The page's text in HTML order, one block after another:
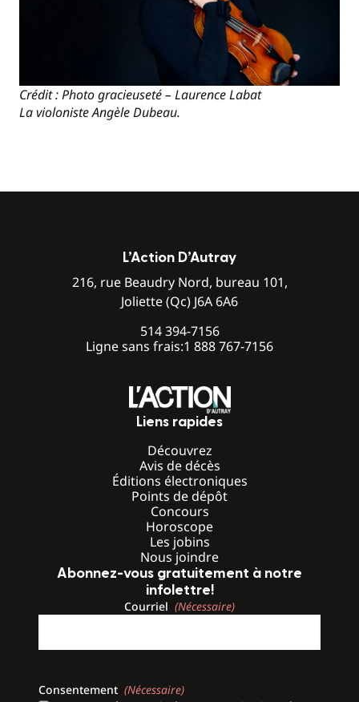
Crédit : Photo gracieuseté – Laurence Labat
La violoniste Angèle Dubeau.
L’Action D’Autray
216, rue Beaudry Nord, bureau 101,
Joliette (Qc) J6A 6A6
514 394-7156
Ligne sans frais:1 888 767-7156
Liens rapides
Découvrez
Avis de décès
Éditions électroniques
Points de dépôt
Concours
Horoscope
Les jobins
Nous joindre
Abonnez-vous gratuitement à notre
infolettre!
Courriel (Nécessaire)
Consentement (Nécessaire)